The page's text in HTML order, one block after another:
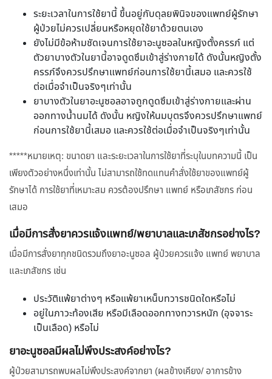
ระยะเวลาในการใช้ยานี้ ขึ้นอยู่กับดุลยพินิจของแพทย์ผู้รักษา
ผู้ป่วยไม่ควรเปลี่ยนหรือหยุดใช้ยาด้วยตนเอง
ยังไม่มีข้อห้ามชัดเจนการใช้ยาอะนูซอลในหญิงตั้งครรภ์ แต่
ตัวยาบางตัวในยานี้อาจดูดซึมเข้าสู่ร่างกายได้ ดังนั้นหญิงตั้ง
ครรภ์จึงควรปรึกษาแพทย์ก่อนการใช้ยานี้เสมอ และควรใช้
ต่อเมื่อจำเป็นจริงๆเท่านั้น
ยาบางตัวในยาอะนูซอลอาจถูกดูดซึมเข้าสู่ร่างกายและผ่าน
ออกทางน้ำนมได้ ดังนั้น หญิงให้นมบุตรจึงควรปรึกษาแพทย์
ก่อนการใช้ยานี้เสมอ และควรใช้ต่อเมื่อจำเป็นจริงๆเท่านั้น
*****หมายเหตุ: ขนาดยา และระยะเวลาในการใช้ยาที่ระบุในบทความนี้ เป็น
เพียงตัวอย่างหนึ่งเท่านั้น ไม่สามารถใช้ทดแทนคำสั่งใช้ยาของแพทย์ผู้
รักษาได้ การใช้ยาที่เหมาะสม ควรต้องปรึกษา แพทย์ หรือเภสัชกร ก่อน
เสมอ
เมื่อมีการสั่งยาควรแจ้งแพทย์/พยาบาลและเภสัชกรอย่างไร?
เมื่อมีการสั่งยาทุกชนิดรวมถึงยาอะนูซอล ผู้ป่วยควรแจ้ง แพทย์ พยาบาล
และเภสัชกร เช่น
ประวัติแพ้ยาต่างๆ หรือแพ้ยาเหน็บทวารชนิดใดหรือไม่
อยู่ในภาวะท้องเสีย หรือมีเลือดออกทางทวารหนัก (อุจจาระ
เป็นเลือด) หรือไม่
ยาอะนูซอลมีผลไม่พึงประสงค์อย่างไร?
ผู้ป่วยสามารถพบผลไม่พึงประสงค์จากยา (ผลข้างเคียง/ อาการข้าง